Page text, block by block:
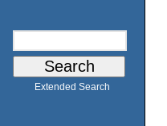
Extended Search